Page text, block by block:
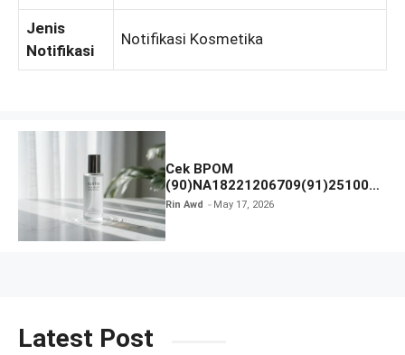
Jenis
Notifikasi
Notifikasi Kosmetika
Cek BPOM
(90)NA18221206709(91)251005
ELSTM New Toner Brightening
Rin Awd May 17, 2026
Latest Post